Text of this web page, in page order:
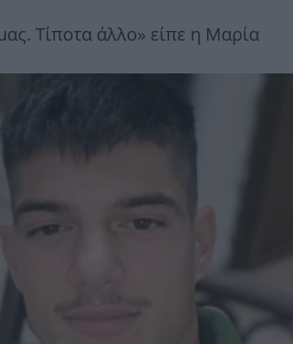
Τίποτα άλλο» είπε η Μαρία